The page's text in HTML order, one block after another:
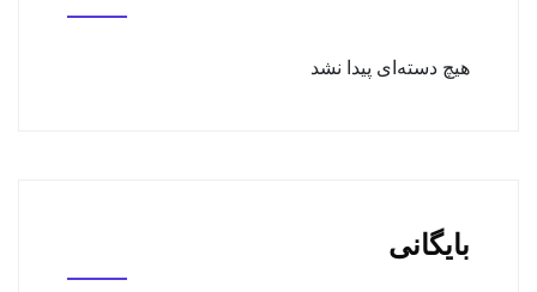
هیچ دسته‌ای پیدا نشد
بایگانی